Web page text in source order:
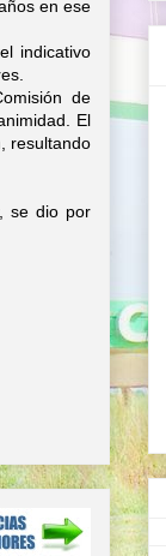
en ese
indicativo
de
El
resultando
se dio por